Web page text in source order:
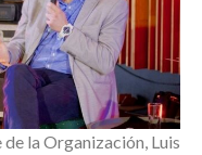
la Organización, Luis